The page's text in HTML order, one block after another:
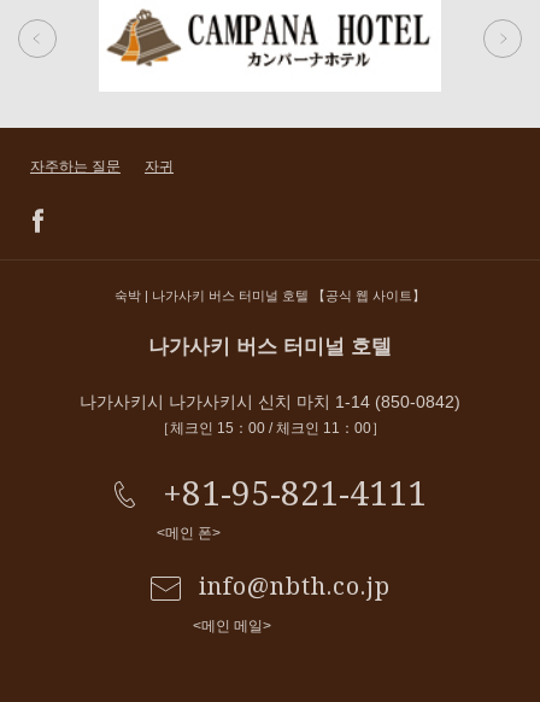
자주하는 질문 자귀
숙박 | 나가사키 버스 터미널 호텔 【공식 웹 사이트】
나가사키 버스 터미널 호텔
나가사키시 나가사키시 신치 마치 1-14 (850-0842)
［체크인 15：00 / 체크인 11：00］
+81-95-821-4111
<메인 폰>
info@nbth.co.jp
<메인 메일>